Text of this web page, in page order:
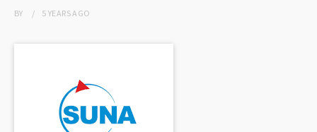
BY 5 YEARSAGO